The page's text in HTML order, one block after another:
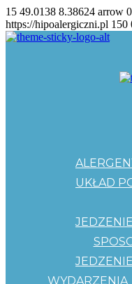
15 49.0138 8.38624 arrow 0
https://hipoalergiczni.pl 150
UKŁAD
JEDZENIE
JEDZENIE
WYDARZENIA